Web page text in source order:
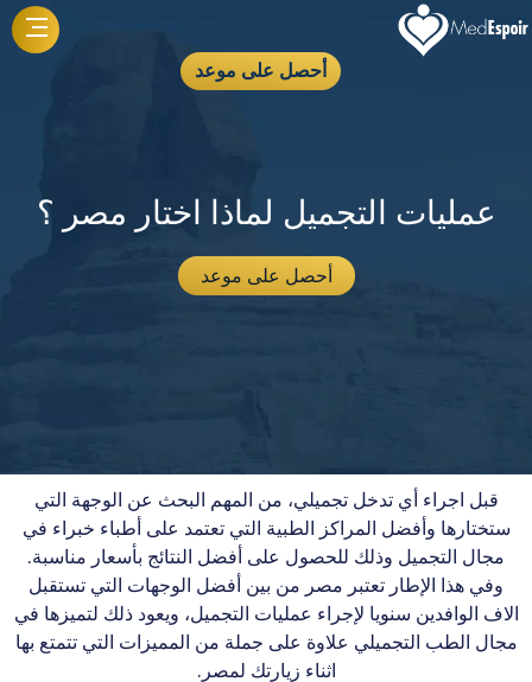
أحصل على موعد
عمليات التجميل لماذا اختار مصر ؟
أحصل على موعد
قبل اجراء أي تدخل تجميلي، من المهم البحث عن الوجهة التي
ستختارها وأفضل المراكز الطبية التي تعتمد على أطباء خبراء في
مجال التجميل وذلك للحصول على أفضل النتائج بأسعار مناسبة.
وفي هذا الإطار تعتبر مصر من بين أفضل الوجهات التي تستقبل
الاف الوافدين سنويا لإجراء عمليات التجميل، ويعود ذلك لتميزها في
مجال الطب التجميلي علاوة على جملة من المميزات التي تتمتع بها
اثناء زيارتك لمصر.